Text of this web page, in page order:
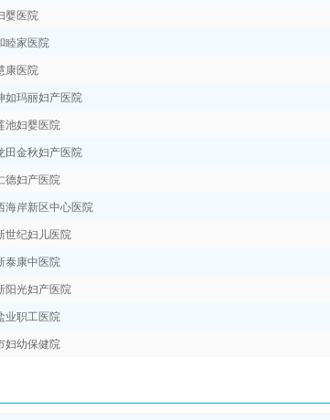
婴医院
睦家医院
康医院
如玛丽妇产医院
池妇婴医院
田金秋妇产医院
德妇产医院
海岸新区中心医院
世纪妇儿医院
泰康中医院
阳光妇产医院
业职工医院
妇幼保健院